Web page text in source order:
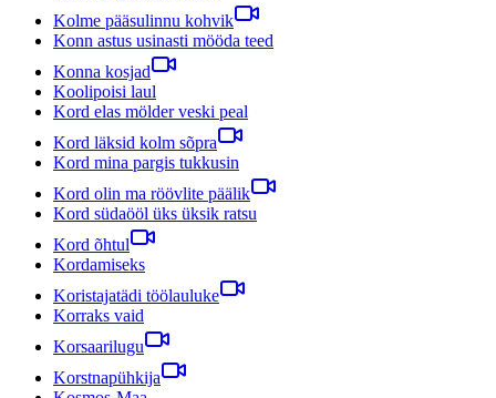
Kolme pääsulinnu kohvik
Konn astus usinasti mööda teed
Konna kosjad
Koolipoisi laul
Kord elas mölder veski peal
Kord läksid kolm sõpra
Kord mina pargis tukkusin
Kord olin ma röövlite päälik
Kord südaööl üks üksik ratsu
Kord õhtul
Kordamiseks
Koristajatädi töölauluke
Korraks vaid
Korsaarilugu
Korstnapühkija